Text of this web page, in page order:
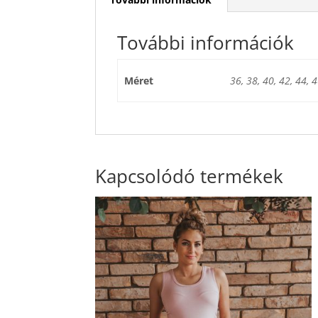
További információk
Méret 36, 38, 40, 42, 44,
Kapcsolódó termékek